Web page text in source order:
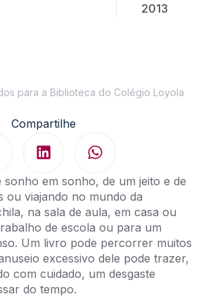
2013
para a Biblioteca do Colégio Loyola
Compartilhe
sonho em sonho, de um jeito e de
ou viajando no mundo da
na sala de aula, em casa ou
de escola ou para um
Um livro pode percorrer muitos
excessivo dele pode trazer,
com cuidado, um desgaste
do tempo.